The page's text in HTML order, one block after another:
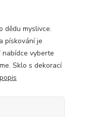
dědu myslivce.
pískování je
vyberte
Sklo s dekorací